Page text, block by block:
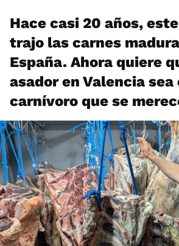
Hace casi 20 años,
trajo las carnes
España. Ahora quiere
asador en Valencia
carnívoro que se